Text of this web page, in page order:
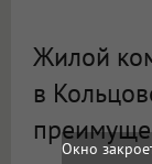
Жилой
в